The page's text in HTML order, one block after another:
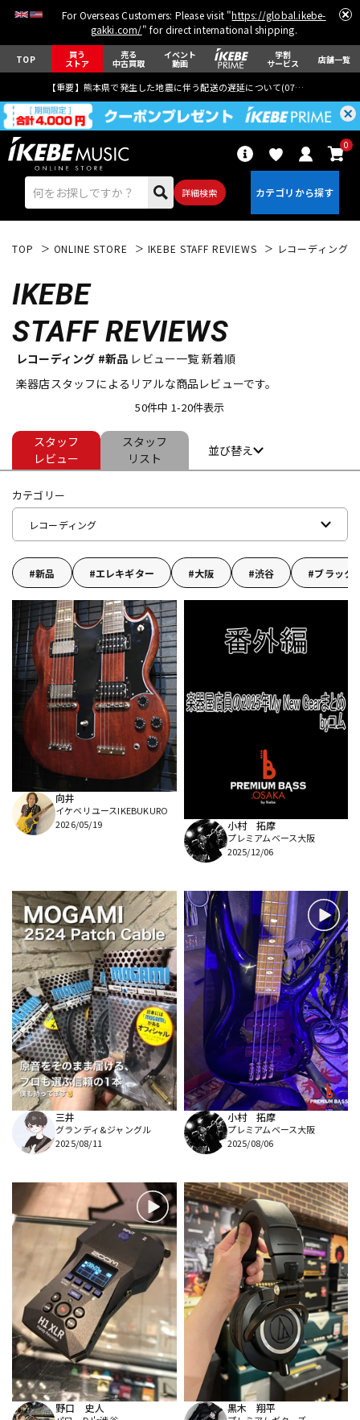
For Overseas Customers: Please visit "https://global.ikebe-
gakki.com/" for direct international shipping.
TOP 買う
ストア
売る
中古買取
イベント
動画
学割
サービス 店舗一覧
【重要】熊本県で発生した地震に伴う配送の遅延について(07月29日
詳細検索
0
エレキギター
ベース ウクレレ
ドラム パーカッション
管楽器 その他楽器
アンプ
DJ機器
DTM オンライン納品 レコーディング機器
配信/ライブ機器 楽器アクセサリ
ヴィンテージ
TOP ONLINE STORE IKEBE STAFF REVIEWS レコーディング
IKEBE
STAFF REVIEWS
レコーディング #新品 レビュー一覧 新着順
楽器店スタッフによるリアルな商品レビューです。
50件中 1-20件表示
スタッフ
レビュー
スタッフ
リスト
並び替え
カテゴリー
レコーディング
新品 エレキギター 大阪 渋谷 ブラック
向井
イケベリユースIKEBUKURO
2026/05/19
小村 拓摩
プレミアムベース大阪
2025/12/06
三井
グランディ&ジャングル
2025/08/11
小村 拓摩
プレミアムベース大阪
2025/08/06
野口 史人 黒木 翔平